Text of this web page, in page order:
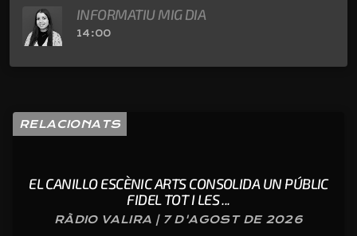
INFORMATIU MIG DIA
14:00
RELACIONATS
EL CANILLO ESCÈNIC ARTS CONSOLIDA UN PÚBLIC
FIDEL TOT I LES ...
RÀDIO VALIRA | 7 D'AGOST DE 2026